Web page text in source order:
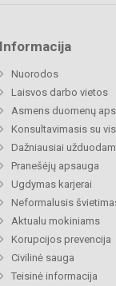
Informacija
Nuorodos
Laisvos darbo vietos
Asmens duomenų
Konsultavimasis su
Dažniausiai
Pranešėjų apsauga
Ugdymas karjerai
Neformalusis
Aktualu mokiniams
Korupcijos prevencija
Civilinė sauga
Teisinė informacija